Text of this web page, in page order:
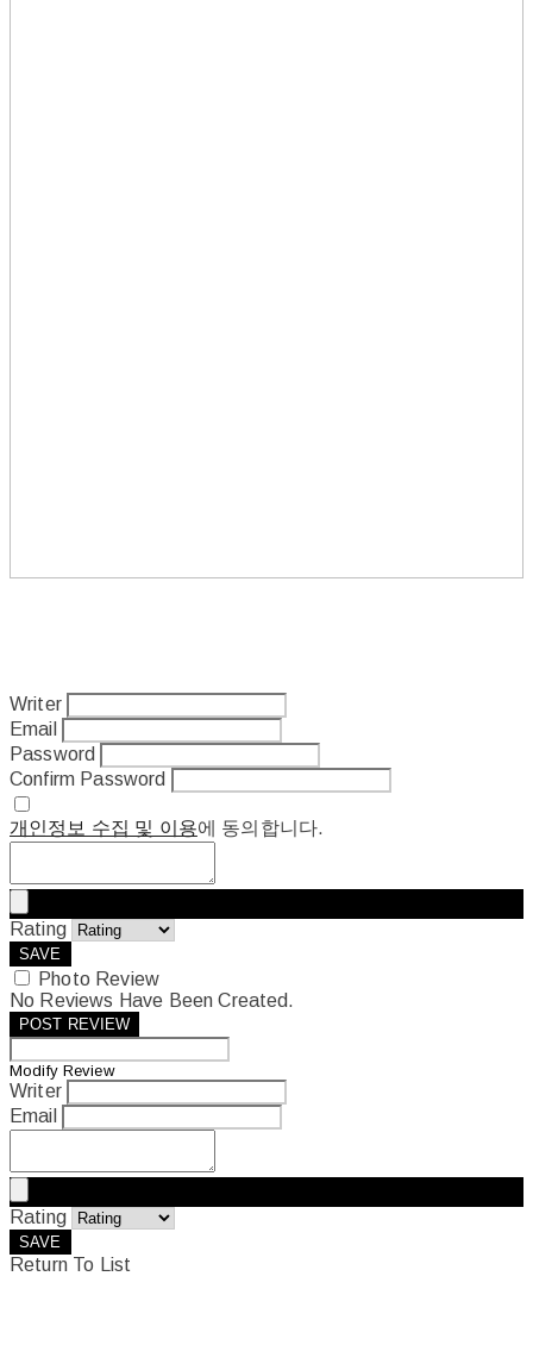
Writer
Email
Password
Confirm Password
개인정보 수집 및 이용에 동의합니다.
Rating
SAVE
Photo Review
No Reviews Have Been Created.
POST REVIEW
Modify Review
Writer
Email
Rating
SAVE
Return To List